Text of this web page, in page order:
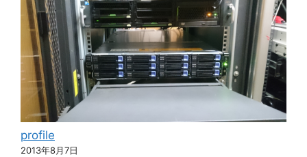
profile
2013年8月7日